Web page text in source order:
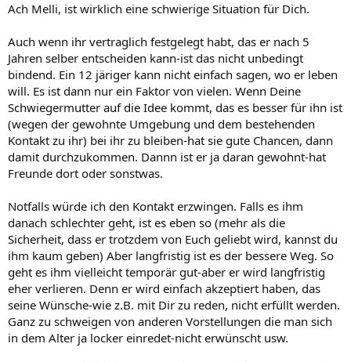
Ach Melli, ist wirklich eine schwierige Situation für Dich.
Auch wenn ihr vertraglich festgelegt habt, das er nach 5
Jahren selber entscheiden kann-ist das nicht unbedingt
bindend. Ein 12 järiger kann nicht einfach sagen, wo er leben
will. Es ist dann nur ein Faktor von vielen. Wenn Deine
Schwiegermutter auf die Idee kommt, das es besser für ihn ist
(wegen der gewohnte Umgebung und dem bestehenden
Kontakt zu ihr) bei ihr zu bleiben-hat sie gute Chancen, dann
damit durchzukommen. Dannn ist er ja daran gewohnt-hat
Freunde dort oder sonstwas.
Notfalls würde ich den Kontakt erzwingen. Falls es ihm
danach schlechter geht, ist es eben so (mehr als die
Sicherheit, dass er trotzdem von Euch geliebt wird, kannst du
ihm kaum geben) Aber langfristig ist es der bessere Weg. So
geht es ihm vielleicht temporär gut-aber er wird langfristig
eher verlieren. Denn er wird einfach akzeptiert haben, das
seine Wünsche-wie z.B. mit Dir zu reden, nicht erfüllt werden.
Ganz zu schweigen von anderen Vorstellungen die man sich
in dem Alter ja locker einredet-nicht erwünscht usw.